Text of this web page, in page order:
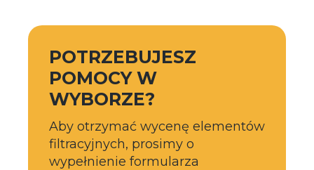
POTRZEBUJESZ
POMOCY W
WYBORZE?
Aby otrzymać wycenę elementów
filtracyjnych, prosimy o
wypełnienie formularza